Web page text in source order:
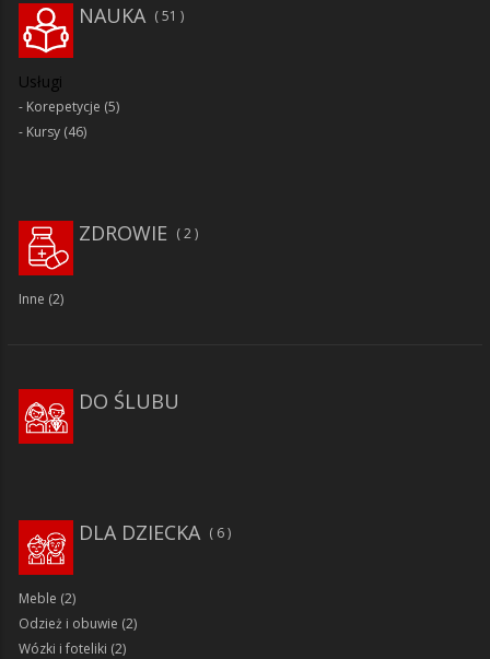
51
NAUKA
Usługi
Korepetycje (5)
Kursy (46)
ZDROWIE 2
Inne (2)
DO ŚLUBU
6
DLA DZIECKA
Meble (2)
Odzież i obuwie (2)
Wózki i foteliki (2)